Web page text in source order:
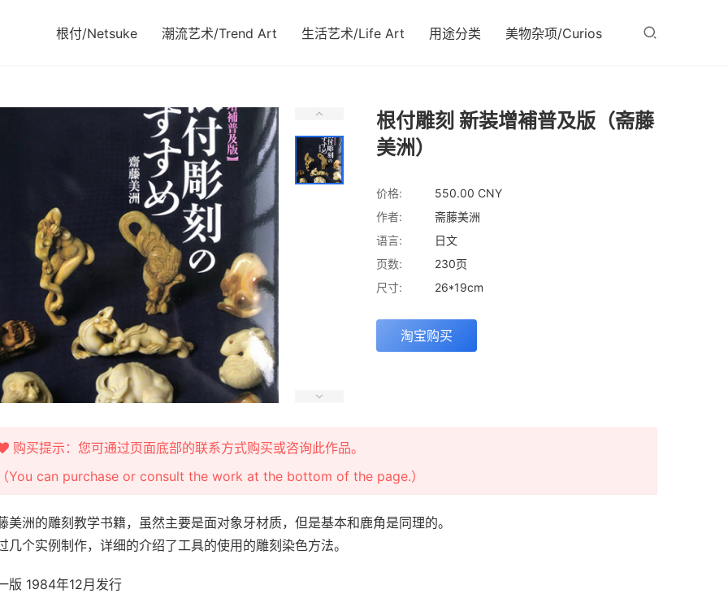
根付/Netsuke 潮流艺术/Trend Art 生活艺术/Life Art 用途分类 美物杂项/Curios
根付雕刻 新装增補普及版（斋藤
美洲）
价格:
550.00 CNY
作者:
斋藤美洲
语言:
日文
页数:
230页
尺寸:
26*19cm
淘宝购买
购买提示：您可通过页面底部的联系方式购买或咨询此作品。
You can purchase or consult the work at the bottom of the page.）
美洲的雕刻教学书籍，虽然主要是面对象牙材质，但是基本和鹿角是同理的。
几个实例制作，详细的介绍了工具的使用的雕刻染色方法。
版 1984年12月发行